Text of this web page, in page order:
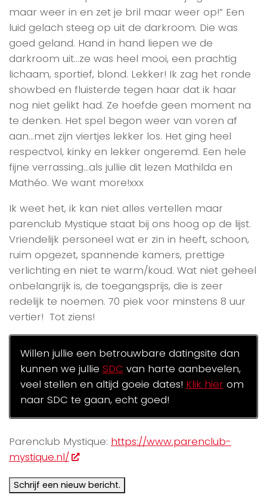
maar weer in en zet je bril maar weer op!” Een
luid gelach steeg op uit de darkroom. Die was
goed geland. Hand in hand liepen we de
darkroom uit…ze was heel mooi, een prachtig
lichaam, sportief, blond. Lekker! Ik zag het ronde
showbed en fluisterde tegen haar dat ik haar
nog niet gelikt had. Ze hoefde geen moment na
te denken. Het spel begon weer van voren af
aan…met zijn viertjes lekker los. Het ging heel
respectvol, kinky en lekker ongeremd. Een hele
fijne verrassing…als jullie dit lezen Mathilda en
Mathéo. We want more!xxx
Ik weet het, ik kan niet alles vertellen maar
parenclub Mystique staat bij ons hoog op de lijst.
Vriendelijk personeel wat er zin in heeft, schoon,
ruim opgezet, spannende kamers, prettige
verlichting en niet te warm/koud. Wat niet geheel
onbelangrijk is, de toegangsprijs, die is zeer
redelijk te noemen. 70 piek voor minstens 8 uur
vertier! Tot ziens!
Willen jullie een betrouwbare datingsite dan
kunnen we jullie SDC van harte aanbevelen,
veel stellen en altijd goeie dates! Klik hierom
naar SDC te gaan, echt goed!
Parenclub Mystique: https://www.parenclub-
mystique.nl/